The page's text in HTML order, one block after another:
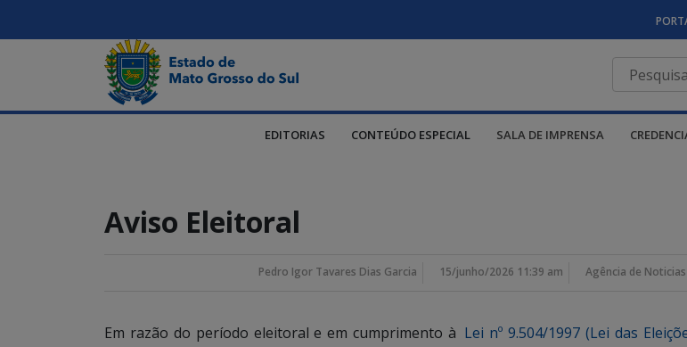
EDITORIAS CONTEÚDO ESPECIAL SALA DE IMPRENSA
Aviso Eleitoral
Pedro Igor Tavares Dias Garcia 15/junho/2026 11:39 am Agência de
Em razão do período eleitoral e em cumprimento à Lei nº 9.504/1997 (Lei das